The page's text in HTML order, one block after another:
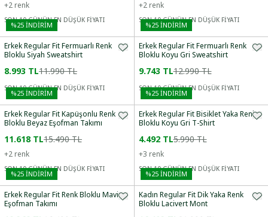
+2 renk
SON 10 GÜNÜN EN DÜŞÜK FİYATI
+2 renk
SON 10 GÜNÜN EN DÜŞÜK FİYATI
%25 İNDİRİM
Erkek Regular Fit Fermuarlı Renk
Bloklu Siyah Sweatshirt
8.993 TL11.990 TL
SON 10 GÜNÜN EN DÜŞÜK FİYATI
%25İNDİRİM
Erkek Regular Fit Fermuarlı Renk
Bloklu Koyu Gri Sweatshirt
9.743 TL12.990 TL
SON 10 GÜNÜN EN DÜŞÜK FİYATI
%25 İNDİRİM
Erkek Regular Fit Kapüşonlu Renk
Bloklu Beyaz Eşofman Takımı
11.618 TL15.490 TL
+2 renk
SON 10 GÜNÜN EN DÜŞÜK FİYATI
%25İNDİRİM
Erkek Regular Fit Bisiklet Yaka Renk
Bloklu Koyu Gri T-Shirt
4.492 TL5.990 TL
+3 renk
SON 10 GÜNÜN EN DÜŞÜK FİYATI
%25 İNDİRİM
Erkek Regular Fit Renk Bloklu Mavi
Eşofman Takımı
%25İNDİRİM
Kadın Regular Fit Dik Yaka Renk
Bloklu Lacivert Mont